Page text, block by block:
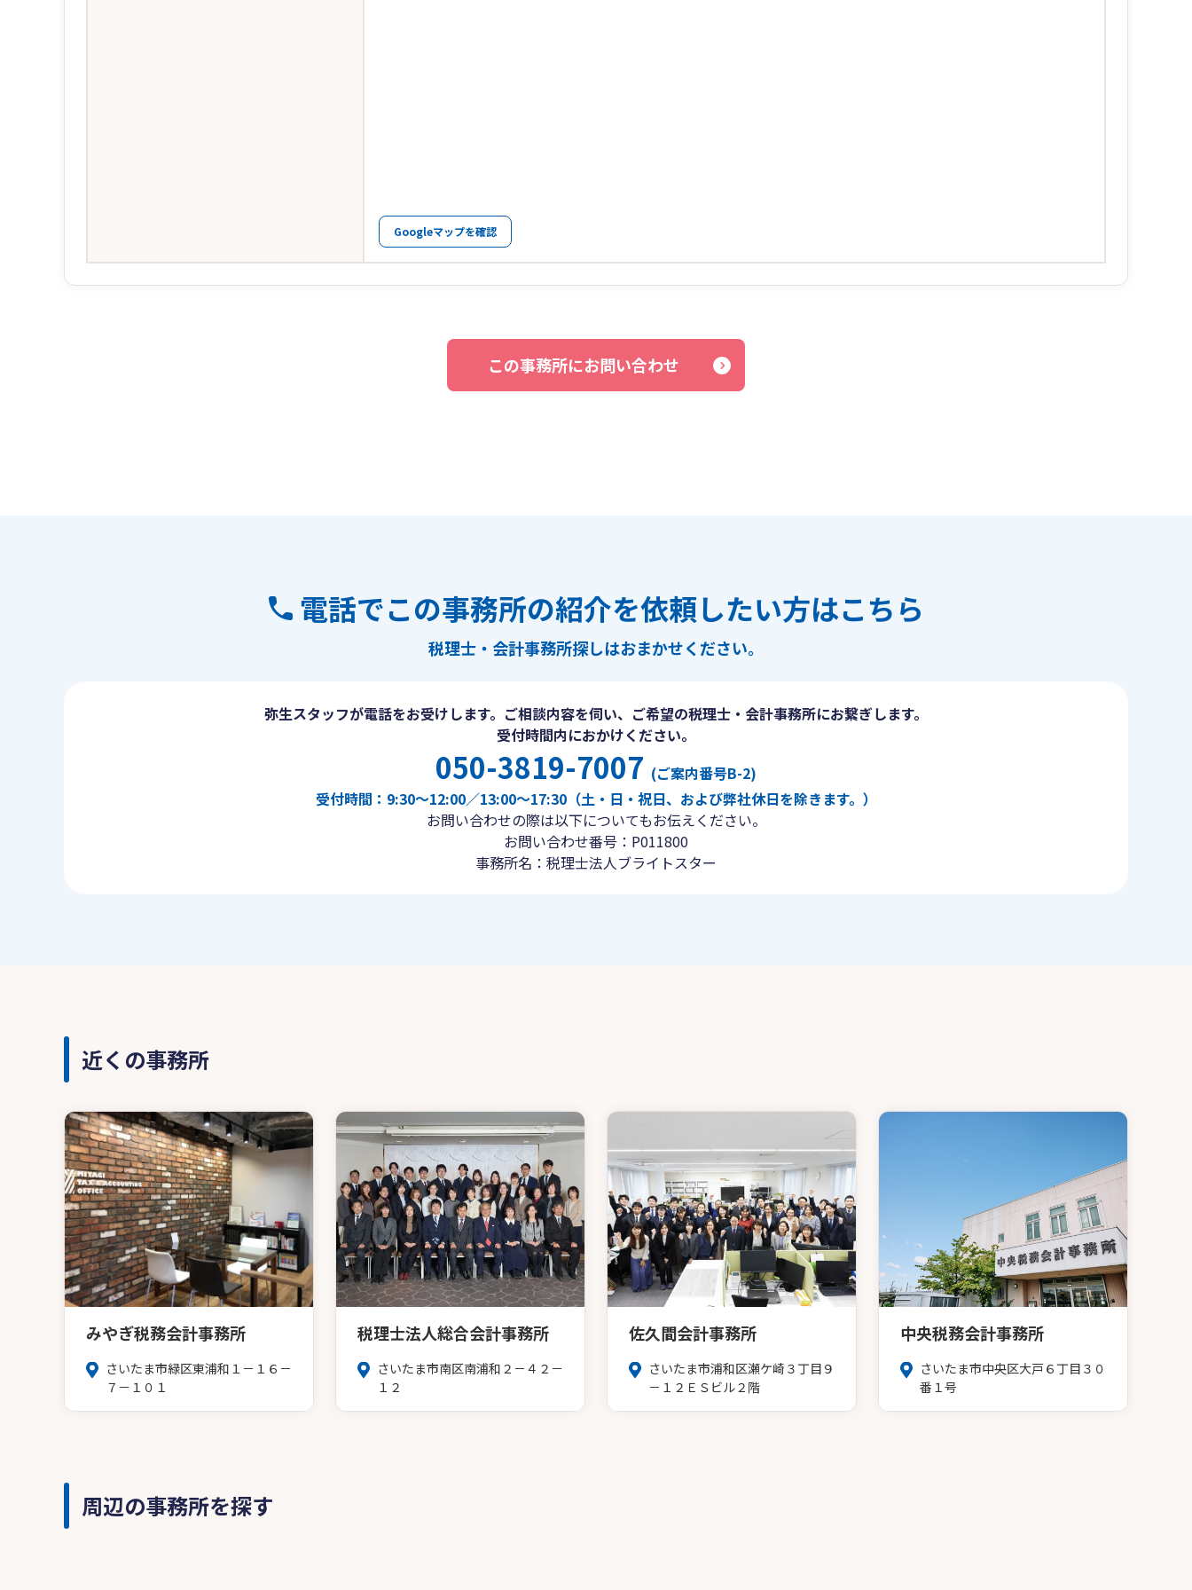
Googleマップを確認
この事務所にお問い合わせ
電話でこの事務所の紹介を依頼したい方はこちら
税理士・会計事務所探しはおまかせください。
弥生スタッフが電話をお受けします。ご相談内容を伺い、ご希望の税理士・会計事務所にお繋ぎします。
受付時間内におかけください。
050-3819-7007 (ご案内番号B-2)
受付時間：9:30〜12:00／13:00〜17:30（土・日・祝日、および弊社休日を除きます。）
お問い合わせの際は以下についてもお伝えください。
お問い合わせ番号：P011800
事務所名：税理士法人ブライトスター
近くの事務所
みやぎ税務会計事務所
さいたま市緑区東浦和１－１６－
７－１０１
税理士法人総合会計事務所
さいたま市南区南浦和２－４２－
１２
佐久間会計事務所
さいたま市浦和区瀬ケ崎３丁目９
－１２ＥＳビル２階
中央税務会計事務所
さいたま市中央区大戸６丁目３０
番１号
周辺の事務所を探す